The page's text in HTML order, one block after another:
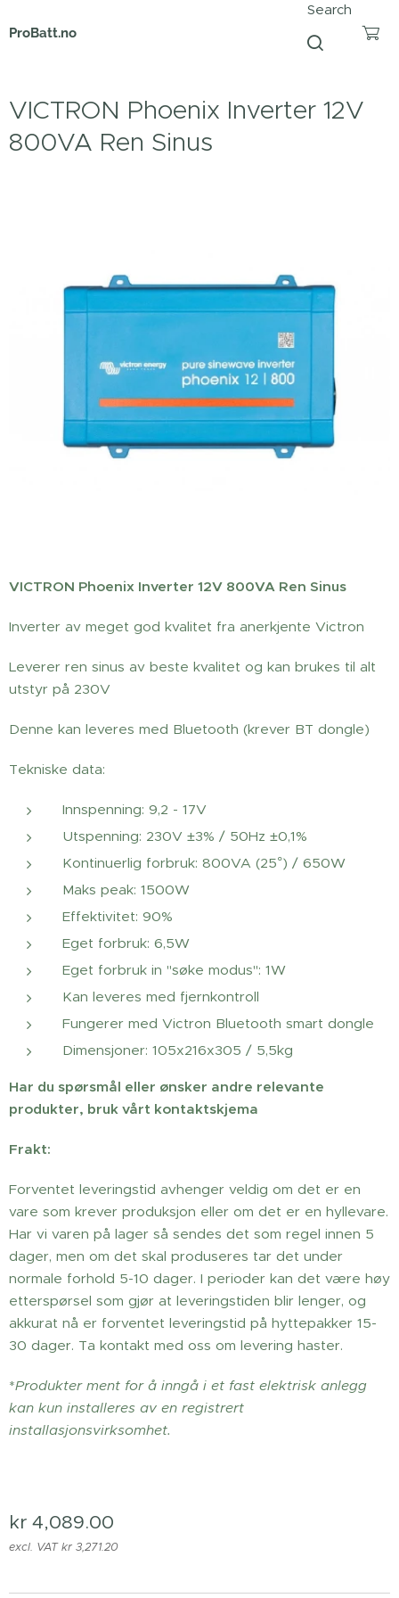
ProBatt.no
Search
VICTRON Phoenix Inverter 12V
800VA Ren Sinus
VICTRON Phoenix Inverter 12V 800VA Ren Sinus
Inverter av meget god kvalitet fra anerkjente Victron
Leverer ren sinus av beste kvalitet og kan brukes til alt
utstyr på 230V
Denne kan leveres med Bluetooth (krever BT dongle)
Tekniske data:
Innspenning: 9,2 - 17V
Utspenning: 230V ±3% / 50Hz ±0,1%
Kontinuerlig forbruk: 800VA (25°) / 650W
Maks peak: 1500W
Effektivitet: 90%
Eget forbruk: 6,5W
Eget forbruk in "søke modus": 1W
Kan leveres med fjernkontroll
Fungerer med Victron Bluetooth smart dongle
Dimensjoner: 105x216x305 / 5,5kg
Har du spørsmål eller ønsker andre relevante
produkter, bruk vårt kontaktskjema
Frakt:
Forventet leveringstid avhenger veldig om det er en
vare som krever produksjon eller om det er en hyllevare.
Har vi varen på lager så sendes det som regel innen 5
dager, men om det skal produseres tar det under
normale forhold 5-10 dager. I perioder kan det være høy
etterspørsel som gjør at leveringstiden blir lenger, og
akkurat nå er forventet leveringstid på hyttepakker 15-
30 dager. Ta kontakt med oss om levering haster.
*Produkter ment for å inngå i et fast elektrisk anlegg
kan kun installeres av en registrert
installasjonsvirksomhet.
kr 4,089.00
excl. VAT kr 3,271.20